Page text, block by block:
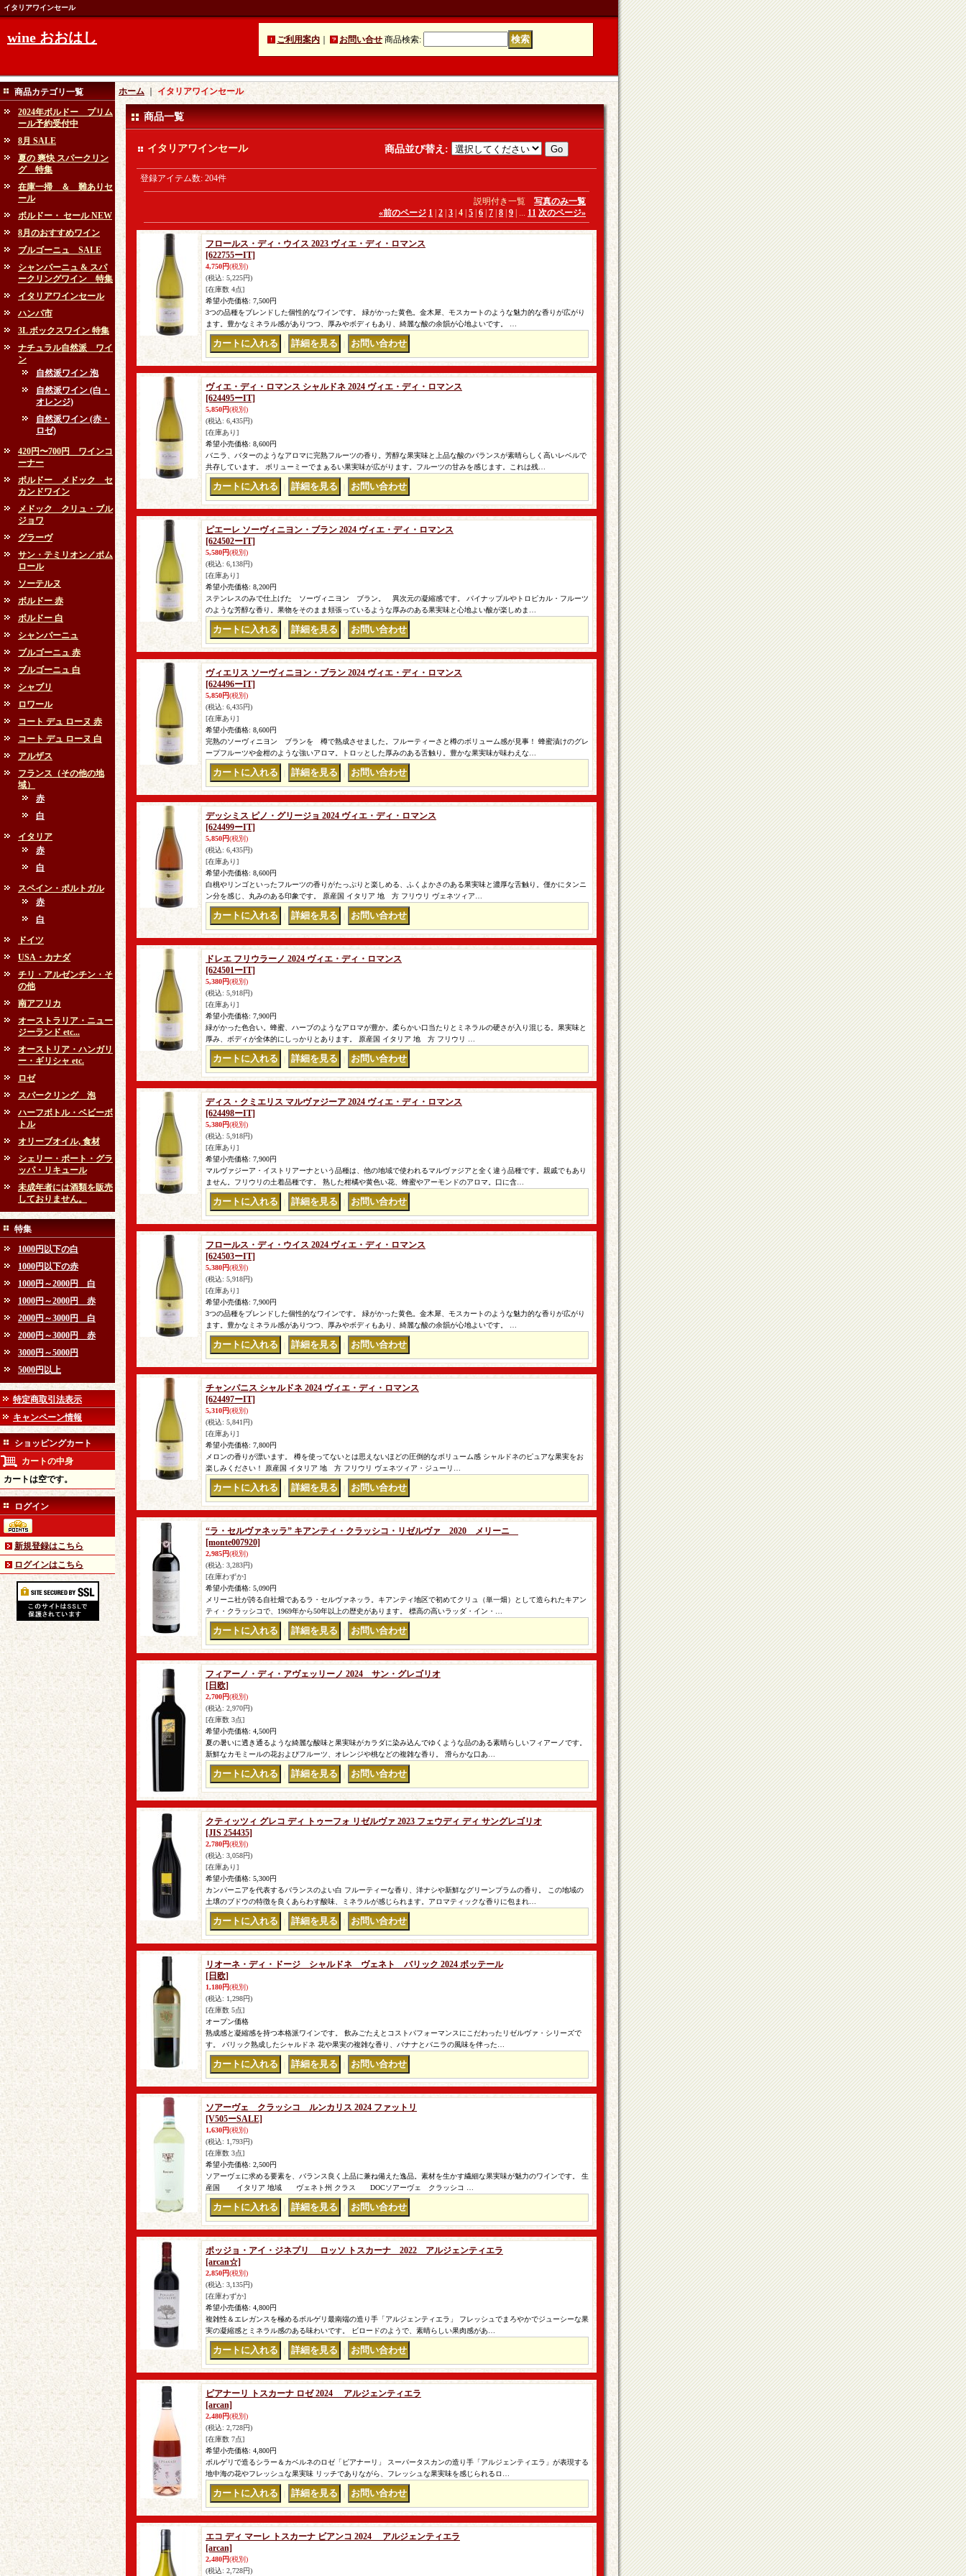
イタリアワインセール
wine おおはし ご利用案内 お問い合せ 商品検索:
商品カテゴリ一覧
2024年ボルドー プリム
ール予約受付中
8月 SALE
夏の 爽快 スパークリン
グ 特集
在庫一掃 ＆ 難ありセ
ール
ボルドー・ セール NEW
8月のおすすめワイン
ブルゴーニュ SALE
シャンパーニュ & スパ
ークリングワイン 特集
イタリアワインセール
ハンパ市
3L ボックスワイン 特集
ナチュラル自然派 ワイ
ン
自然派ワイン 泡
自然派ワイン (白・
オレンジ)
自然派ワイン (赤・
ロゼ)
420円〜700円 ワインコ
ーナー
ボルドー メドック セ
カンドワイン
メドック クリュ・ブル
ジョワ
グラーヴ
サン・テミリオン／ポム
ロール
ソーテルヌ
ボルドー 赤
ボルドー 白
シャンパーニュ
ブルゴーニュ 赤
ブルゴーニュ 白
シャブリ
ロワール
コート デュ ローヌ 赤
コート デュ ローヌ 白
アルザス
フランス（その他の地
域）
赤
白
イタリア
赤
白
スペイン・ポルトガル
赤
白
ドイツ
USA・カナダ
チリ・アルゼンチン・そ
の他
南アフリカ
オーストラリア・ニュー
ジーランド etc...
オーストリア・ハンガリ
ー・ギリシャ etc.
ロゼ
スパークリング 泡
ハーフボトル・ベビーボ
トル
オリーブオイル, 食材
シェリー・ポート・グラ
ッパ・リキュール
未成年者には酒類を販売
しておりません。
特集
1000円以下の白
1000円以下の赤
1000円～2000円 白
1000円～2000円 赤
2000円～3000円 白
2000円～3000円 赤
3000円～5000円
5000円以上
特定商取引法表示
キャンペーン情報
ショッピングカート
カートの中身
カートは空です。
ログイン
新規登録はこちら
ログインはこちら
ホーム イタリアワインセール
商品一覧
イタリアワインセール 商品並び替え :
登録アイテム数: 204件
説明付き一覧 写真のみ一覧
«前のページ 1 2 3 4 5 6 7 8 9 ... 11 次のページ»
フロールス・ディ・ウイス 2023 ヴィエ・ディ・ロマンス
[622755ーIT]
4,750円(税別)
(税込: 5,225円)
[在庫数 4点]
希望小売価格: 7,500円
3つの品種をブレンドした個性的なワインです。 緑がかった黄色。金木犀、モスカートのような魅力的な香りが広がり
ます。豊かなミネラル感がありつつ、厚みやボディもあり、綺麗な酸の余韻が心地よいです。 …
ヴィエ・ディ・ロマンス シャルドネ 2024 ヴィエ・ディ・ロマンス
[624495ーIT]
5,850円(税別)
(税込: 6,435円)
[在庫あり]
希望小売価格: 8,600円
バニラ、バターのようなアロマに完熟フルーツの香り。芳醇な果実味と上品な酸のバランスが素晴らしく高いレベルで
共存しています。 ボリューミーでまぁるい果実味が広がります。フルーツの甘みを感じます。これは残…
ピエーレ ソーヴィニヨン・ブラン 2024 ヴィエ・ディ・ロマンス
[624502ーIT]
5,580円(税別)
(税込: 6,138円)
[在庫あり]
希望小売価格: 8,200円
ステンレスのみで仕上げた ソーヴィニヨン ブラン。 異次元の凝縮感です。 パイナップルやトロピカル・フルーツ
のような芳醇な香り。果物をそのまま頬張っているような厚みのある果実味と心地よい酸が楽しめま…
ヴィエリス ソーヴィニヨン・ブラン 2024 ヴィエ・ディ・ロマンス
[624496ーIT]
5,850円(税別)
(税込: 6,435円)
[在庫あり]
希望小売価格: 8,600円
完熟のソーヴィニヨン ブランを 樽で熟成させました。フルーティーさと樽のボリューム感が見事！ 蜂蜜漬けのグレ
ープフルーツや金柑のような強いアロマ。トロッとした厚みのある舌触り。豊かな果実味が味わえな…
デッシミス ピノ・グリージョ 2024 ヴィエ・ディ・ロマンス
[624499ーIT]
5,850円(税別)
(税込: 6,435円)
[在庫あり]
希望小売価格: 8,600円
白桃やリンゴといったフルーツの香りがたっぷりと楽しめる、ふくよかさのある果実味と濃厚な舌触り。僅かにタンニ
ン分を感じ、丸みのある印象です。 原産国 イタリア 地 方 フリウリ ヴェネツィア…
ドレエ フリウラーノ 2024 ヴィエ・ディ・ロマンス
[624501ーIT]
5,380円(税別)
(税込: 5,918円)
[在庫あり]
希望小売価格: 7,900円
緑がかった色合い。蜂蜜、ハーブのようなアロマが豊か。柔らかい口当たりとミネラルの硬さが入り混じる。果実味と
厚み、ボディが全体的にしっかりとあります。 原産国 イタリア 地 方 フリウリ …
ディス・クミエリス マルヴァジーア 2024 ヴィエ・ディ・ロマンス
[624498ーIT]
5,380円(税別)
(税込: 5,918円)
[在庫あり]
希望小売価格: 7,900円
マルヴァジーア・イストリアーナという品種は、他の地域で使われるマルヴァジアと全く違う品種です。親戚でもあり
ません。フリウリの土着品種です。 熟した柑橘や黄色い花、蜂蜜やアーモンドのアロマ。口に含…
フロールス・ディ・ウイス 2024 ヴィエ・ディ・ロマンス
[624503ーIT]
5,380円(税別)
(税込: 5,918円)
[在庫あり]
希望小売価格: 7,900円
3つの品種をブレンドした個性的なワインです。 緑がかった黄色。金木犀、モスカートのような魅力的な香りが広がり
ます。豊かなミネラル感がありつつ、厚みやボディもあり、綺麗な酸の余韻が心地よいです。 …
チャンパニス シャルドネ 2024 ヴィエ・ディ・ロマンス
[624497ーIT]
5,310円(税別)
(税込: 5,841円)
[在庫あり]
希望小売価格: 7,800円
メロンの香りが漂います。 樽を使ってないとは思えないほどの圧倒的なボリューム感 シャルドネのピュアな果実をお
楽しみください！ 原産国 イタリア 地 方 フリウリ ヴェネツィア・ジューリ…
“ラ・セルヴァネッラ” キアンティ・クラッシコ・リゼルヴァ 2020 メリーニ
[monte007920]
2,985円(税別)
(税込: 3,283円)
[在庫わずか]
希望小売価格: 5,090円
メリーニ社が誇る自社畑であるラ・セルヴァネッラ。キアンティ地区で初めてクリュ（単一畑）として造られたキアン
ティ・クラッシコで、1969年から50年以上の歴史があります。 標高の高いラッダ・イン・…
フィアーノ・ディ・アヴェッリーノ 2024 サン・グレゴリオ
[日欧]
2,700円(税別)
(税込: 2,970円)
[在庫数 3点]
希望小売価格: 4,500円
夏の暑いに透き通るような綺麗な酸味と果実味がカラダに染み込んでゆくような品のある素晴らしいフィアーノです。
新鮮なカモミールの花およびフルーツ、オレンジや桃などの複雑な香り。 滑らかな口あ…
クティッツィ グレコ ディ トゥーフォ リゼルヴァ 2023 フェウディ ディ サングレゴリオ
[JIS 254435]
2,780円(税別)
(税込: 3,058円)
[在庫あり]
希望小売価格: 5,300円
カンパーニアを代表するバランスのよい白 フルーティーな香り、洋ナシや新鮮なグリーンプラムの香り。 この地域の
土壌のブドウの特徴を良くあらわす酸味、ミネラルが感じられます。アロマティックな香りに包まれ…
リオーネ・ディ・ドージ シャルドネ ヴェネト バリック 2024 ボッテール
[日欧]
1,180円(税別)
(税込: 1,298円)
[在庫数 5点]
オープン価格
熟成感と凝縮感を持つ本格派ワインです。 飲みごたえとコストパフォーマンスにこだわったリゼルヴァ・シリーズで
す。 バリック熟成したシャルドネ 花や果実の複雑な香り、バナナとバニラの風味を伴った…
ソアーヴェ クラッシコ ルンカリス 2024 ファットリ
[V505ーSALE]
1,630円(税別)
(税込: 1,793円)
[在庫数 3点]
希望小売価格: 2,500円
ソアーヴェに求める要素を、バランス良く上品に兼ね備えた逸品。素材を生かす繊細な果実味が魅力のワインです。 生
産国 イタリア 地域 ヴェネト州 クラス DOCソアーヴェ クラッシコ …
ポッジョ・アイ・ジネプリ ロッソ トスカーナ 2022 アルジェンティエラ
[arcan☆]
2,850円(税別)
(税込: 3,135円)
[在庫わずか]
希望小売価格: 4,800円
複雑性＆エレガンスを極めるボルゲリ最南端の造り手「アルジェンティエラ」 フレッシュでまろやかでジューシーな果
実の凝縮感とミネラル感のある味わいです。 ビロードのようで、素晴らしい果肉感があ…
ピアナーリ トスカーナ ロゼ 2024 アルジェンティエラ
[arcan]
2,480円(税別)
(税込: 2,728円)
[在庫数 7点]
希望小売価格: 4,800円
ボルゲリで造るシラー＆カベルネのロゼ「ピアナーリ」 スーパータスカンの造り手「アルジェンティエラ」が表現する
地中海の花やフレッシュな果実味 リッチでありながら、フレッシュな果実味を感じられるロ…
エコ ディ マーレ トスカーナ ビアンコ 2024 アルジェンティエラ
[arcan]
2,480円(税別)
(税込: 2,728円)